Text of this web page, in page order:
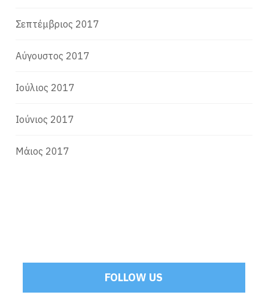
Σεπτέμβριος 2017
Αύγουστος 2017
Ιούλιος 2017
Ιούνιος 2017
Μάιος 2017
FOLLOW US